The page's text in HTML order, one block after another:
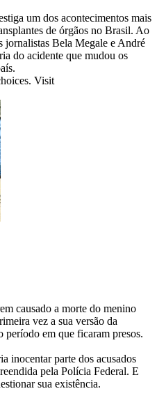
um dos acontecimentos mais
de órgãos no Brasil. Ao
jornalistas Bela Megale e André
do acidente que mudou os
Visit
causado a morte do menino
vez a sua versão da
em que ficaram presos.
inocentar parte dos acusados
pela Polícia Federal. E
sua existência.